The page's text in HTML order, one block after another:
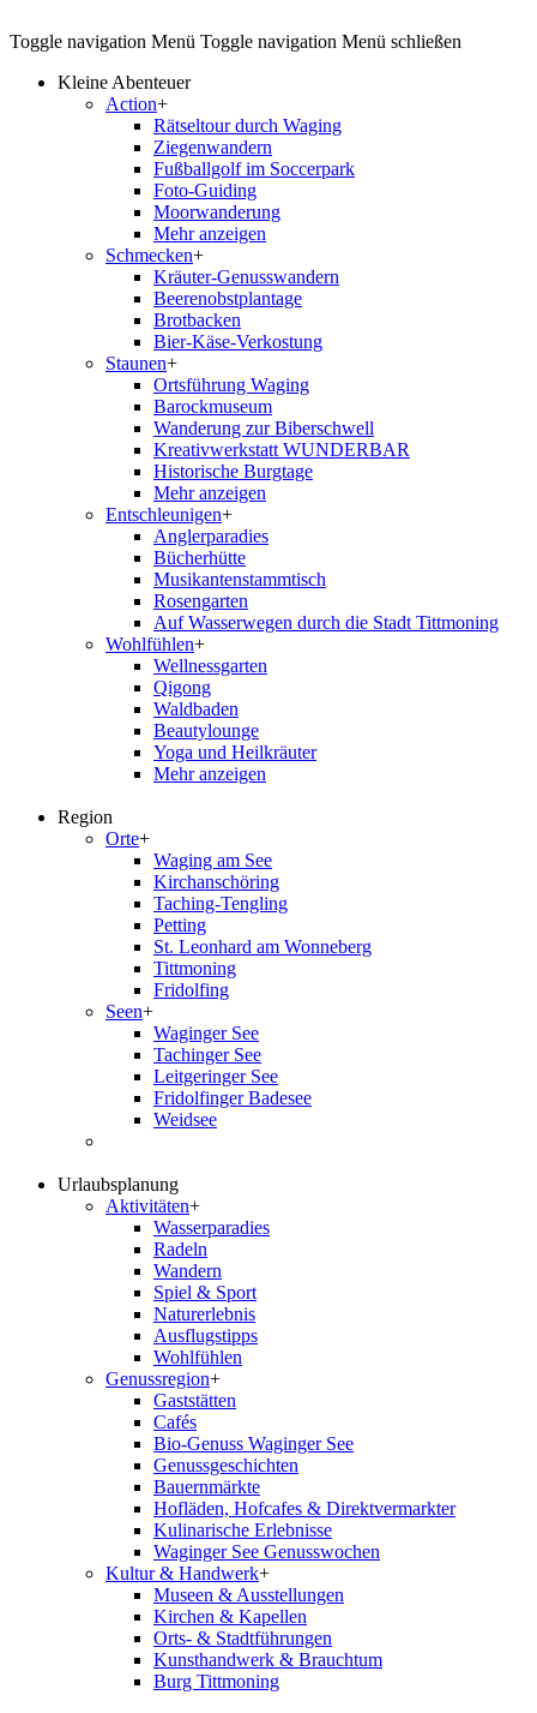
Toggle navigation Menü Toggle navigation Menü schließen
Kleine Abenteuer
Action+
Rätseltour durch Waging
Ziegenwandern
Fußballgolf im Soccerpark
Foto-Guiding
Moorwanderung
Mehr anzeigen
Schmecken+
Kräuter-Genusswandern
Beerenobstplantage
Brotbacken
Bier-Käse-Verkostung
Staunen+
Ortsführung Waging
Barockmuseum
Wanderung zur Biberschwell
Kreativwerkstatt WUNDERBAR
Historische Burgtage
Mehr anzeigen
Entschleunigen+
Anglerparadies
Bücherhütte
Musikantenstammtisch
Rosengarten
Auf Wasserwegen durch die Stadt Tittmoning
Wohlfühlen+
Wellnessgarten
Qigong
Waldbaden
Beautylounge
Yoga und Heilkräuter
Mehr anzeigen
Region
Orte+
Waging am See
Kirchanschöring
Taching-Tengling
Petting
St. Leonhard am Wonneberg
Tittmoning
Fridolfing
Seen+
Waginger See
Tachinger See
Leitgeringer See
Fridolfinger Badesee
Weidsee
Urlaubsplanung
Aktivitäten+
Wasserparadies
Radeln
Wandern
Spiel & Sport
Naturerlebnis
Ausflugstipps
Wohlfühlen
Genussregion+
Gaststätten
Cafés
Bio-Genuss Waginger See
Genussgeschichten
Bauernmärkte
Hofläden, Hofcafes & Direktvermarkter
Kulinarische Erlebnisse
Waginger See Genusswochen
Kultur & Handwerk+
Museen & Ausstellungen
Kirchen & Kapellen
Orts- & Stadtführungen
Kunsthandwerk & Brauchtum
Burg Tittmoning